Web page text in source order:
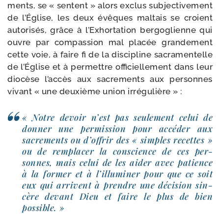
ments, se « sentent » alors exclus sub­jec­ti­ve­ment
de l’Église, les deux évêques mal­tais se croient
auto­ri­sés, grâce à l’Exhortation ber­go­glienne qui
ouvre par com­pas­sion mal pla­cée gran­de­ment
cette voie, à faire fi de la dis­ci­pline sacra­men­telle
de l’Église et à per­mettre offi­ciel­le­ment dans leur
dio­cèse l’ac­cès aux sacre­ments aux per­sonnes
vivant « une deuxième union irrégulière » :
« Notre devoir n’est pas seule­ment celui de
don­ner une per­mis­sion pour accé­der aux
sacre­ments ou d’of­frir des « simples recettes »
ou de rem­pla­cer la conscience de ces per­
sonnes, mais celui de les aider avec patience
à la for­mer et à l’illu­mi­ner pour que ce soit
eux qui arrivent à prendre une déci­sion sin­
cère devant Dieu et faire le plus de bien
possible. »